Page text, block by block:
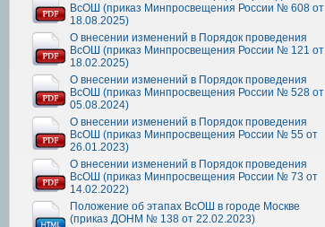
ВсОШ (приказ Минпросвещения России № 608 от
18.08.2025)
О внесении изменений в Порядок проведения
ВсОШ (приказ Минпросвещения России № 121 от
18.02.2025)
О внесении изменений в Порядок проведения
ВсОШ (приказ Минпросвещения России № 528 от
05.08.2024)
О внесении изменений в Порядок проведения
ВсОШ (приказ Минпросвещения России № 55 от
26.01.2023)
О внесении изменений в Порядок проведения
ВсОШ (приказ Минпросвещения России № 73 от
14.02.2022)
Положение об этапах ВсОШ в городе Москве
(приказ ДОНМ № 138 от 22.02.2023)